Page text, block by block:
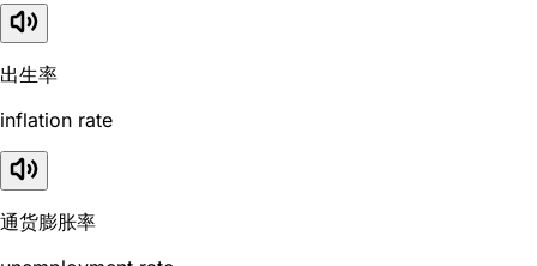
出生率
inflation rate
通货膨胀率